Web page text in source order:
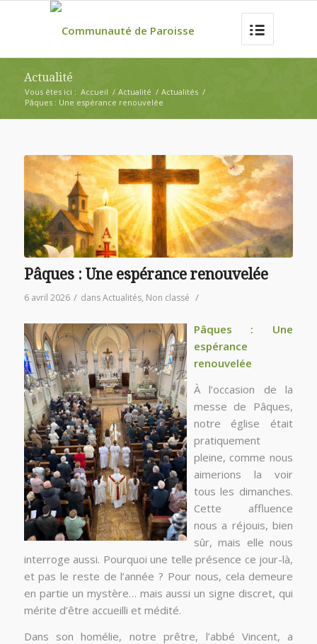
Actualité
Vous êtes ici : Accueil / Actualité / Actualités /
Pâques : Une espérance renouvelée
Pâques : Une espérance renouvelée
6 avril 2026 / dansActualités, Non classé /
Pâques : Une
espérance
renouvelée
À l’occasion de la
messe de Pâques,
notre église était
pratiquement
pleine, comme nous
aimerions la voir
tous les dimanches.
Cette affluence
nous a réjouis, bien
sûr, mais elle nous
interroge aussi. Pourquoi une telle présence ce jour-là,
et pas le reste de l’année ? Pour nous, cela demeure
en partie un mystère… mais aussi un signe discret, qui
mérite d’être accueilli et médité.
Dans son homélie, notre prêtre, l’abbé Vincent, a